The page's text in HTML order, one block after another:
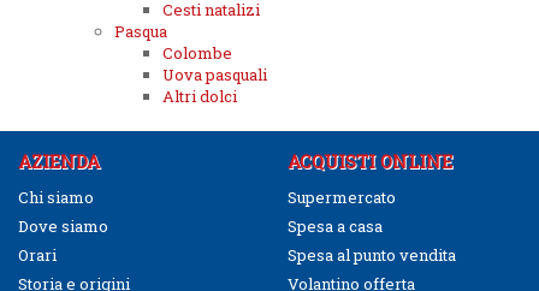
Cesti natalizi
Pasqua
Colombe
Uova pasquali
Altri dolci
AZIENDA
Chi siamo
Dove siamo
Orari
Storia e origini
ACQUISTI ONLINE
Supermercato
Spesa a casa
Spesa al punto vendita
Volantino offerta